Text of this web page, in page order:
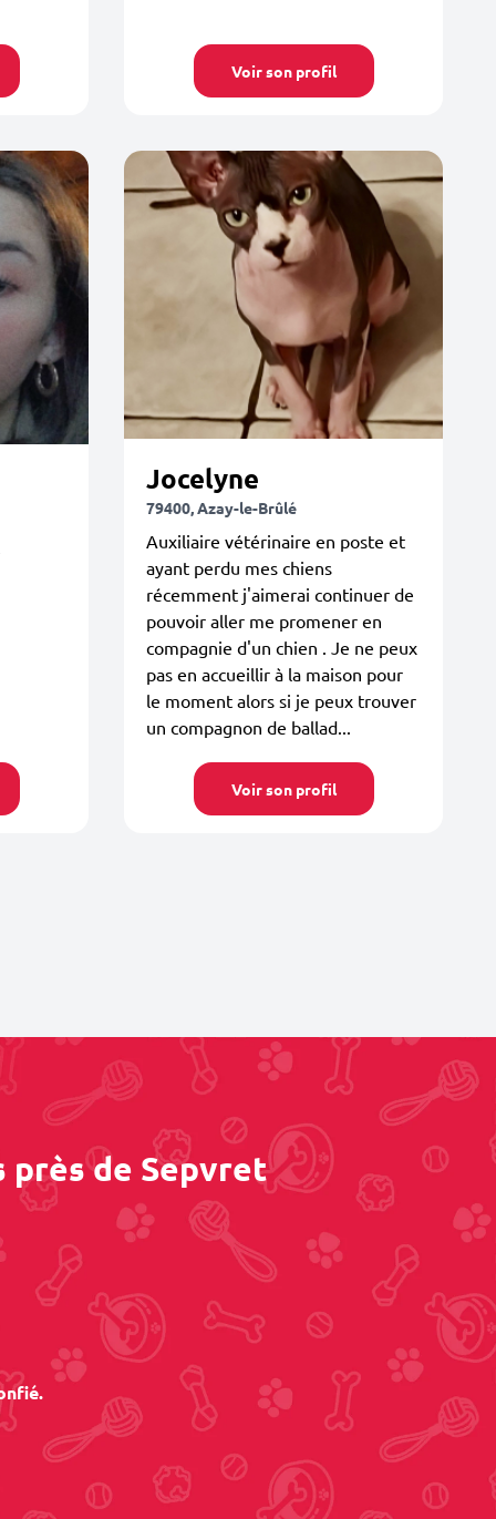
Voir son profil
Jocelyne
79400, Azay-le-Brûlé
Auxiliaire vétérinaire en poste et
ayant perdu mes chiens
récemment j'aimerai continuer de
pouvoir aller me promener en
compagnie d'un chien . Je ne peux
pas en accueillir à la maison pour
le moment alors si je peux trouver
un compagnon de ballad...
Voir son profil
près de Sepvret